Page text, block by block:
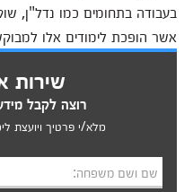
בעבודה בתחומים כמו נדל"ן,
אשר הופכת לימודים אלו
שירות
רוצה לקבל
מלא/י פרטיך ויועצת
שם ושם משפחה: